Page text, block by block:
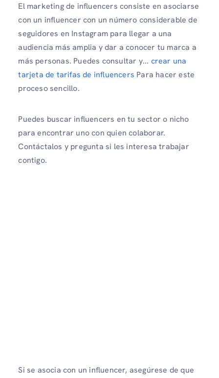
El marketing de influencers consiste en asociarse
con un influencer con un número considerable de
seguidores en Instagram para llegar a una
audiencia más amplia y dar a conocer tu marca a
más personas. Puedes consultar y... crear una
tarjeta de tarifas de influencers Para hacer este
proceso sencillo.
Puedes buscar influencers en tu sector o nicho
para encontrar uno con quien colaborar.
Contáctalos y pregunta si les interesa trabajar
contigo.
Si se asocia con un influencer, asegúrese de que